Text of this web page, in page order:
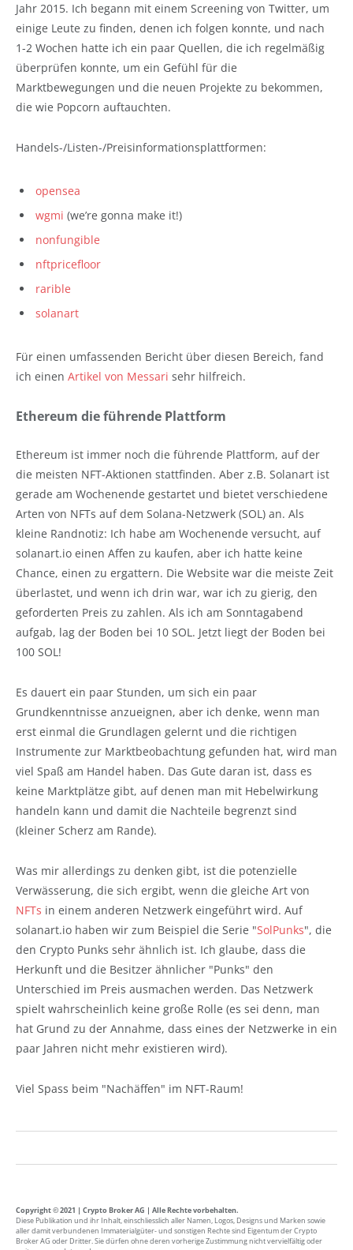
Jahr 2015. Ich begann mit einem Screening von Twitter, um
einige Leute zu finden, denen ich folgen konnte, und nach
1-2 Wochen hatte ich ein paar Quellen, die ich regelmäßig
überprüfen konnte, um ein Gefühl für die
Marktbewegungen und die neuen Projekte zu bekommen,
die wie Popcorn auftauchten.
Handels-/Listen-/Preisinformationsplattformen:
opensea
wgmi (we’re gonna make it!)
nonfungible
nftpricefloor
rarible
solanart
Für einen umfassenden Bericht über diesen Bereich, fand
ich einen Artikel von Messari sehr hilfreich.
Ethereum die führende Plattform
Ethereum ist immer noch die führende Plattform, auf der
die meisten NFT-Aktionen stattfinden. Aber z.B. Solanart ist
gerade am Wochenende gestartet und bietet verschiedene
Arten von NFTs auf dem Solana-Netzwerk (SOL) an. Als
kleine Randnotiz: Ich habe am Wochenende versucht, auf
solanart.io einen Affen zu kaufen, aber ich hatte keine
Chance, einen zu ergattern. Die Website war die meiste Zeit
überlastet, und wenn ich drin war, war ich zu gierig, den
geforderten Preis zu zahlen. Als ich am Sonntagabend
aufgab, lag der Boden bei 10 SOL. Jetzt liegt der Boden bei
100 SOL!
Es dauert ein paar Stunden, um sich ein paar
Grundkenntnisse anzueignen, aber ich denke, wenn man
erst einmal die Grundlagen gelernt und die richtigen
Instrumente zur Marktbeobachtung gefunden hat, wird man
viel Spaß am Handel haben. Das Gute daran ist, dass es
keine Marktplätze gibt, auf denen man mit Hebelwirkung
handeln kann und damit die Nachteile begrenzt sind
(kleiner Scherz am Rande).
Was mir allerdings zu denken gibt, ist die potenzielle
Verwässerung, die sich ergibt, wenn die gleiche Art von
NFTs in einem anderen Netzwerk eingeführt wird. Auf
solanart.io haben wir zum Beispiel die Serie "SolPunks", die
den Crypto Punks sehr ähnlich ist. Ich glaube, dass die
Herkunft und die Besitzer ähnlicher "Punks" den
Unterschied im Preis ausmachen werden. Das Netzwerk
spielt wahrscheinlich keine große Rolle (es sei denn, man
hat Grund zu der Annahme, dass eines der Netzwerke in ein
paar Jahren nicht mehr existieren wird).
Viel Spass beim "Nachäffen" im NFT-Raum!
Copyright © 2021 | Crypto Broker AG | Alle Rechte vorbehalten.
Diese Publikation und ihr Inhalt, einschliesslich aller Namen, Logos, Designs und Marken sowie
aller damit verbundenen Immaterialgüter- und sonstigen Rechte sind Eigentum der Crypto
Broker AG oder Dritter. Sie dürfen ohne deren vorherige Zustimmung nicht vervielfältig oder